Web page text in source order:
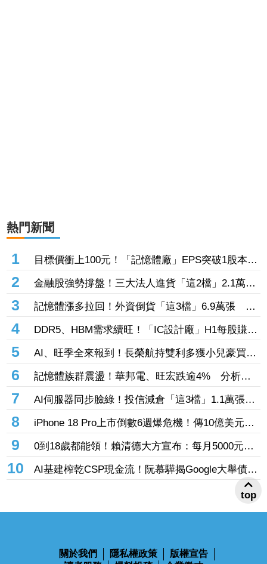
熱門新聞
1
目標價衝上100元！「記憶體廠」EPS突破1股本
DRAM大漲45%＋合作美光獲利迎轉機
2
金融股強勢撐盤！三大法人進貨「這2檔」2.1萬
張 投8.54億元連12日進場三商壽
3
記憶體漲多拉回！外資倒貨「這3檔」6.9萬張 連
賣華邦電2天捲102億元
4
DDR5、HBM需求續旺！「IC設計廠」H1每股賺
9.13元 董座：搶晶圓產能比毛利率更重要
5
AI、旺季全來報到！長榮航持雙利多獲小兒豪買逾
53萬張成寵兒 「這檔」前7月營收狂超去年全年
也獲青睞
6
記憶體族群震盪！華邦電、旺宏跌逾4% 分析師
點名「這2檔」多頭：布局看技術面
7
AI伺服器同步臉綠！投信減倉「這3檔」1.1萬張
投信連砍緯創2刀帶走18.96億元
8
iPhone 18 Pro上市倒數6週爆危機！傳10億美元晶
片卡封裝「躺在廠房」 恐面臨庫存不足
9
0到18歲都能領！賴清德大方宣布：每月5000元成
長津貼 婚、產假全面加碼
10
AI基建榨乾CSP現金流！阮慕驊揭Google大舉債衝
擊
關於我們 隱私權政策
版權宣告
top